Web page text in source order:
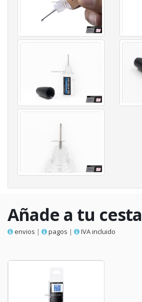
Añade a tu cesta
envios | pagos | IVA incluido